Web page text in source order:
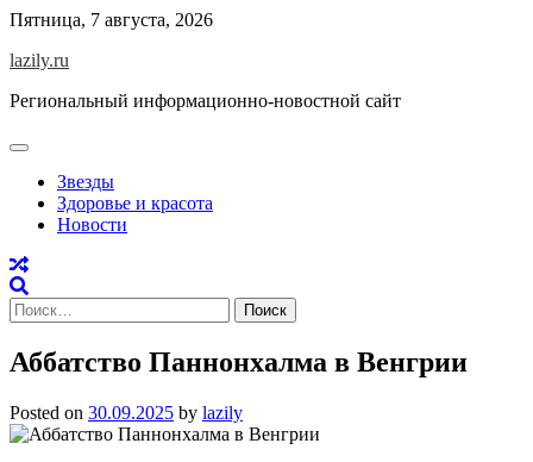
Skip
content
Пятница, 7 августа, 2026
lazily.ru
Региональный информационно-новостной сайт
Звезды
Здоровье и красота
Новости
Найти:
Аббатство Паннонхалма в Венгрии
Posted on 30.09.2025 by lazily